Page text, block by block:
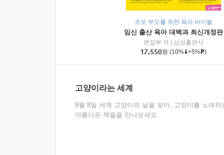
초보 부모를 위한 육아 바이블
임신 출산 육아 대백과 최신개정판
편집부 저
삼성출판사
17,550원 (10% +5% )
고양이라는 세계
8월 8일 세계 고양이의 날을 맞아, 고양이를 노래하
아름다운 책들을 만나보세요.